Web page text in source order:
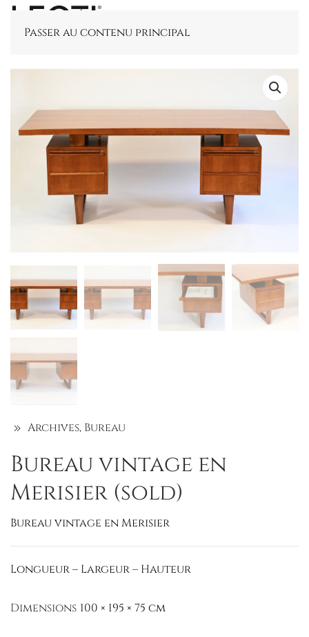
Passer au contenu principal
Archives, Bureau
Bureau vintage en
Merisier (sold)
Bureau vintage en Merisier
Longueur – Largeur – Hauteur
Dimensions 100 × 195 × 75 cm